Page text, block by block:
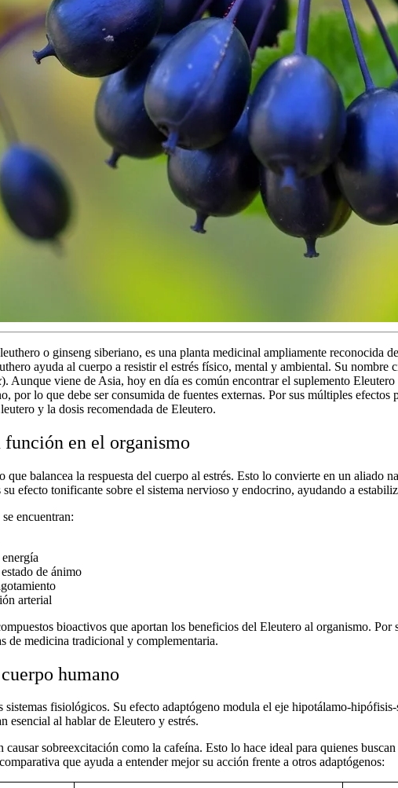
o ginseng siberiano, es una planta medicinal ampliamente reconocida
ayuda al cuerpo a resistir el estrés físico, mental y ambiental. Su nombre
). Aunque viene de Asia, hoy en día es común encontrar el suplemento Eleutero
por lo que debe ser consumida de fuentes externas. Por sus múltiples efectos
y la dosis recomendada de Eleutero.
en el organismo
que balancea la respuesta del cuerpo al estrés. Esto lo convierte en un aliado
efecto tonificante sobre el sistema nervioso y endocrino, ayudando a
encuentran:
de ánimo
arterial
bioactivos que aportan los beneficios del Eleutero al organismo. Por
de medicina tradicional y complementaria.
humano
fisiológicos. Su efecto adaptógeno modula el eje hipotálamo-
esencial al hablar de Eleutero y estrés.
sobreexcitación como la cafeína. Esto lo hace ideal para quienes
que ayuda a entender mejor su acción frente a otros adaptógenos: